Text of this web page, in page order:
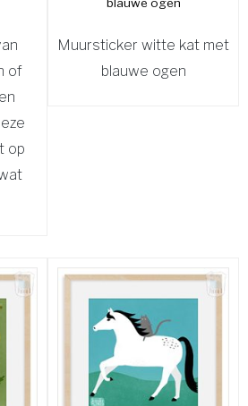
of
op
blauwe ogen
Muursticker witte kat met
blauwe ogen